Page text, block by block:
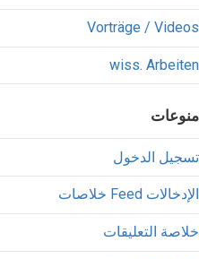
Vorträge / Videos
wiss. Arbeiten
منوعات
تسجيل الدخول
خلاصات Feed الإدخالات
خلاصة التعليقات